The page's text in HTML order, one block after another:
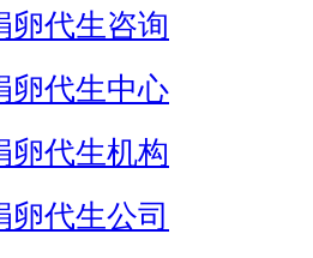
卵代生咨询
卵代生中心
卵代生机构
卵代生公司